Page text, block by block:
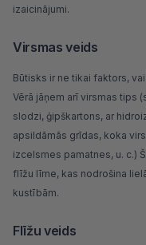
izaicinājumi.
Virsmas veids
Būtisks ir ne tikai faktors,
Vērā jāņem arī virsmas tips
slodzi, ģipškartons, ar
apsildāmās grīdas, koka
izcelsmes pamatnes, u. c.)
flīžu līme, kas nodrošina
kustībām.
Flīžu veids